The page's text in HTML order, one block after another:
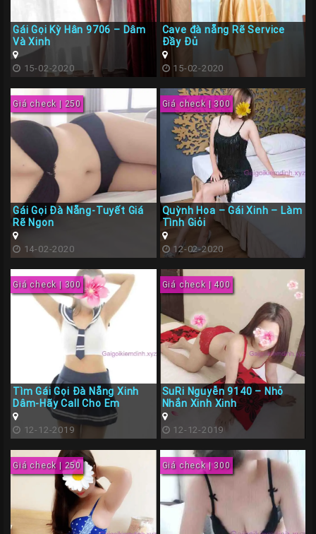
Các
TP
Miền
Trung
Các
TP
Miền
Tây
TP
Miền
Bắc
Thành
Viên
Gái Gọi Kỳ Hân 9706 – Dâm
Và Xinh
15-02-2020
Cave đà nẵng Rẽ Service
Đầy Đủ
15-02-2020
Giá check | 250
Gái Gọi Đà Nẵng-Tuyết Giá
Rẽ Ngon
14-02-2020
Giá check | 300
Quỳnh Hoa – Gái Xinh – Làm
Tình Giỏi
12-02-2020
Giá check | 300
Tìm Gái Gọi Đà Nẵng Xinh
Dâm-Hãy Call Cho Em
12-12-2019
Giá check | 400
SuRi Nguyễn 9140 – Nhỏ
Nhắn Xinh Xinh
12-12-2019
Giá check | 250 Giá check | 300